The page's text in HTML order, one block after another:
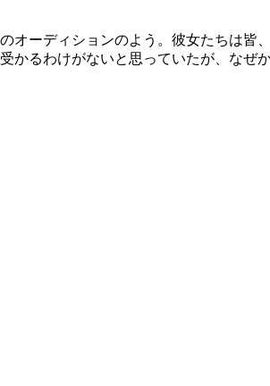
オーディションのよう。彼女たちは皆
かるわけがないと思っていたが、なぜ